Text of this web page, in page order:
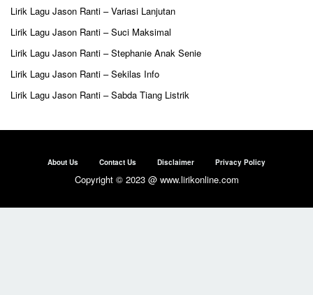
Lirik Lagu Jason Ranti – Variasi Lanjutan
Lirik Lagu Jason Ranti – Suci Maksimal
Lirik Lagu Jason Ranti – Stephanie Anak Senie
Lirik Lagu Jason Ranti – Sekilas Info
Lirik Lagu Jason Ranti – Sabda Tiang Listrik
About Us Contact Us Disclaimer Privacy Policy
Copyright © 2023 @ www.lirikonline.com